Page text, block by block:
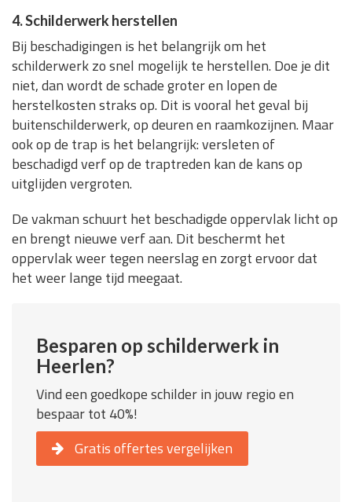
4. Schilderwerk herstellen
Bij beschadigingen is het belangrijk om het
schilderwerk zo snel mogelijk te herstellen. Doe je dit
niet, dan wordt de schade groter en lopen de
herstelkosten straks op. Dit is vooral het geval bij
buitenschilderwerk, op deuren en raamkozijnen. Maar
ook op de trap is het belangrijk: versleten of
beschadigd verf op de traptreden kan de kans op
uitglijden vergroten.
De vakman schuurt het beschadigde oppervlak licht op
en brengt nieuwe verf aan. Dit beschermt het
oppervlak weer tegen neerslag en zorgt ervoor dat
het weer lange tijd meegaat.
Besparen op schilderwerk in
Heerlen?
Vind een goedkope schilder in jouw regio en
bespaar tot 40%!
Gratis offertes vergelijken